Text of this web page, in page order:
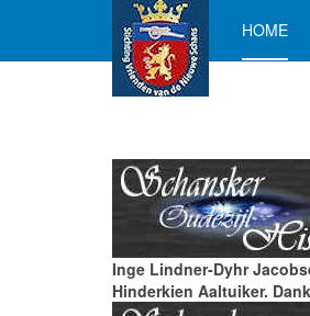
HOME
Inge Lindner-Dyhr
Hinderkien Aaltuiker.